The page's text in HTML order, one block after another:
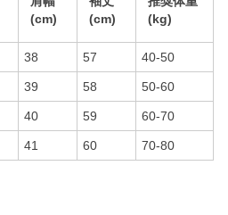
(cm)
(cm)
(kg)
38 57 40-50
39 58 50-60
40 59 60-70
41 60 70-80